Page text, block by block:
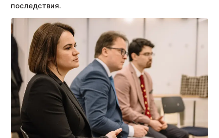
последствия.